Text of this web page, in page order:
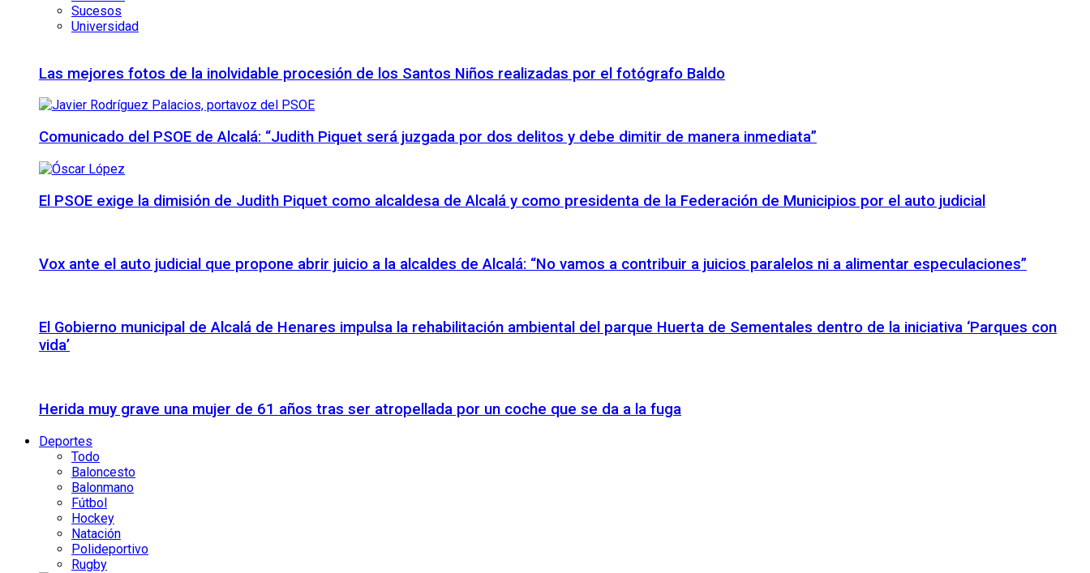
Sucesos
Universidad
Las mejores fotos de la inolvidable procesión de los Santos Niños realizadas por el fotógrafo Baldo
Comunicado del PSOE de Alcalá: “Judith Piquet será juzgada por dos delitos y debe dimitir de manera inmediata”
El PSOE exige la dimisión de Judith Piquet como alcaldesa de Alcalá y como presidenta de la Federación de Municipios por el auto judicial
Vox ante el auto judicial que propone abrir juicio a la alcaldes de Alcalá: “No vamos a contribuir a juicios paralelos ni a alimentar especulaciones”
El Gobierno municipal de Alcalá de Henares impulsa la rehabilitación ambiental del parque Huerta de Sementales dentro de la iniciativa ‘Parques con
vida’
Herida muy grave una mujer de 61 años tras ser atropellada por un coche que se da a la fuga
Deportes
Todo
Baloncesto
Balonmano
Fútbol
Hockey
Natación
Polideportivo
Rugby